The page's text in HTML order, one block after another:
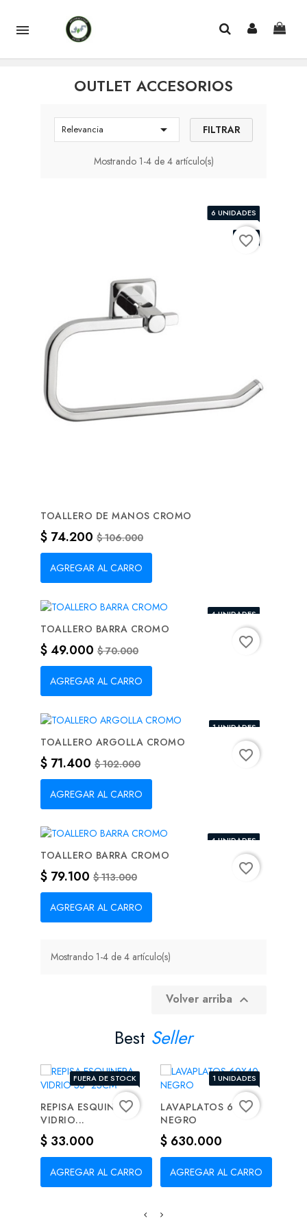

OUTLET ACCESORIOS
Relevancia  FILTRAR
Mostrando 1-4 de 4 artículo(s)
¡EN OFERTA!
-30%
6 UNIDADES
TOALLERO DE MANOS CROMO
Precio
$ 74.200 Precio base
$ 106.000
AGREGAR AL CARRO
favorite_border
-30%
4 UNIDADES
TOALLERO BARRA CROMO
Precio
$ 49.000 Precio base
$ 70.000
AGREGAR AL CARRO
favorite_border
-30%
1 UNIDADES
TOALLERO ARGOLLA CROMO
Precio
$ 71.400 Precio base
$ 102.000
AGREGAR AL CARRO
favorite_border
-30%
4 UNIDADES
TOALLERO BARRA CROMO
Precio
$ 79.100 Precio base
$ 113.000
AGREGAR AL CARRO
favorite_border
Mostrando 1-4 de 4 artículo(s)
Volver arriba 
Best Seller
FUERA DE STOCK
REPISA ESQUINERA
VIDRIO...
Precio
$ 33.000
AGREGAR AL CARRO
favorite_border
1 UNIDADES
LAVAPLATOS 60X40
NEGRO
Precio
$ 630.000
AGREGAR AL CARRO
favorite_border